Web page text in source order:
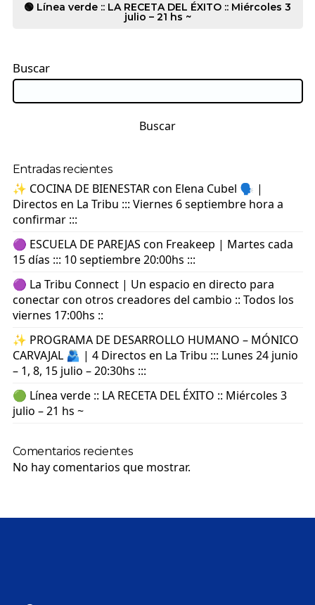
🟢 Línea verde :: LA RECETA DEL ÉXITO :: Miércoles 3
julio – 21 hs ~
Buscar
Buscar
Entradas recientes
✨ COCINA DE BIENESTAR con Elena Cubel 🗣️ |
Directos en La Tribu ::: Viernes 6 septiembre hora a
confirmar :::
🟣 ESCUELA DE PAREJAS con Freakeep | Martes cada
15 días ::: 10 septiembre 20:00hs :::
🟣 La Tribu Connect | Un espacio en directo para
conectar con otros creadores del cambio :: Todos los
viernes 17:00hs ::
✨ PROGRAMA DE DESARROLLO HUMANO – MÓNICO
CARVAJAL 🫂 | 4 Directos en La Tribu ::: Lunes 24 junio
– 1, 8, 15 julio – 20:30hs :::
🟢 Línea verde :: LA RECETA DEL ÉXITO :: Miércoles 3
julio – 21 hs ~
Comentarios recientes
No hay comentarios que mostrar.